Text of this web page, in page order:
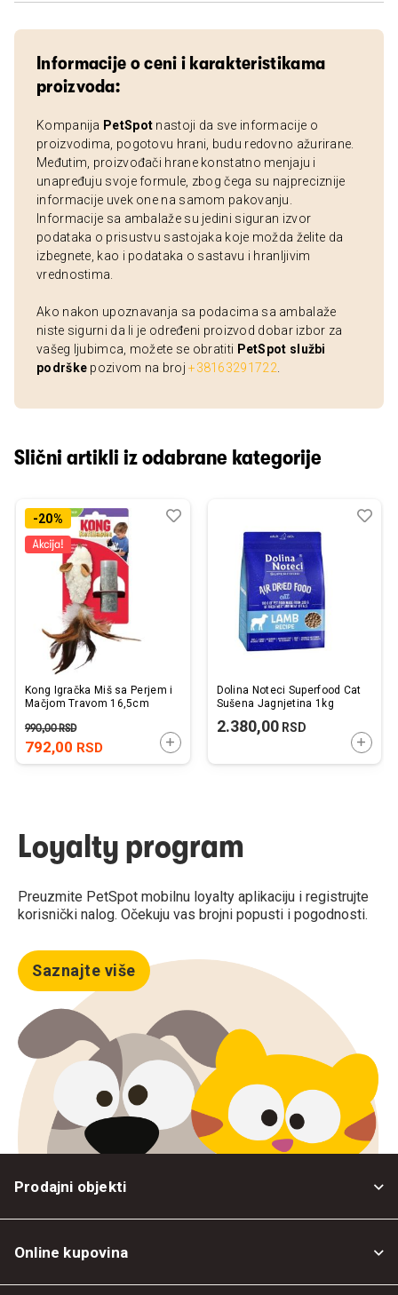
Informacije o ceni i karakteristikama
proizvoda:
Kompanija PetSpot nastoji da sve informacije o
proizvodima, pogotovu hrani, budu redovno ažurirane.
Međutim, proizvođači hrane konstatno menjaju i
unapređuju svoje formule, zbog čega su najpreciznije
informacije uvek one na samom pakovanju.
Informacije sa ambalaže su jedini siguran izvor
podataka o prisustvu sastojaka koje možda želite da
izbegnete, kao i podataka o sastavu i hranljivim
vrednostima.
Ako nakon upoznavanja sa podacima sa ambalaže
niste sigurni da li je određeni proizvod dobar izbor za
vašeg ljubimca, možete se obratiti PetSpot službi
podrške pozivom na broj+38163291722
Slični artikli iz odabrane kategorije
-20%
Kong Igračka Miš sa Perjem i
Mačjom Travom 16,5cm
792,00 RSD
990,00RSD
DODAJTE U KORPU
Dodaj
Uporedi
Dolina Noteci Superfood Cat
Sušena Jagnjetina 1kg
2.380,00RSD
Loyalty program
Preuzmite PetSpot mobilnu loyalty aplikaciju i registrujte
korisnički nalog. Očekuju vas brojni popusti i pogodnosti.
Saznajte više
Prodajni objekti
Online kupovina